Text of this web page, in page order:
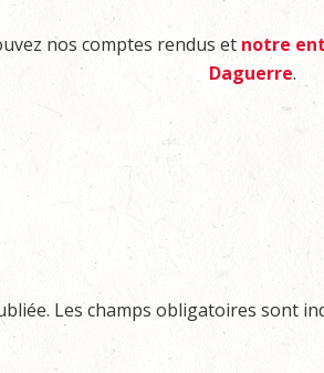
nos comptes rendus et notre
Daguerre.
Les champs obligatoires sont